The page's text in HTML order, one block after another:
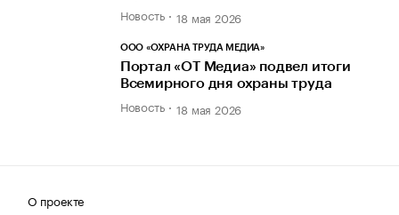
Новость 18 мая 2026
ООО «ОХРАНА ТРУДА МЕДИА»
Портал «ОТ Медиа» подвел итоги
Всемирного дня охраны труда
Новость 18 мая 2026
О проекте